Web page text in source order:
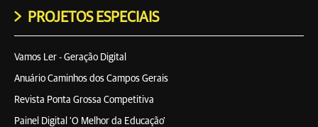
PROJETOS ESPECIAIS
Vamos Ler - Geração Digital
Anuário Caminhos dos Campos Gerais
Revista Ponta Grossa Competitiva
Painel Digital 'O Melhor da Educação'